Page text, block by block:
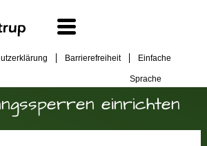
Barrierefreiheit Einfache
Sprache
einrichten